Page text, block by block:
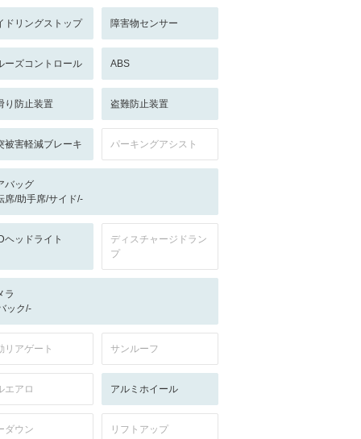
ドリングストップ 障害物センサー
ーズコントロール ABS
り防止装置 盗難防止装置
被害軽減ブレーキ パーキングアシスト
バッグ
席/助手席/サイド/-
ヘッドライト
ディスチャージドラン
プ
ラ
ック/-
リアゲート サンルーフ
エアロ アルミホイール
ダウン リフトアップ